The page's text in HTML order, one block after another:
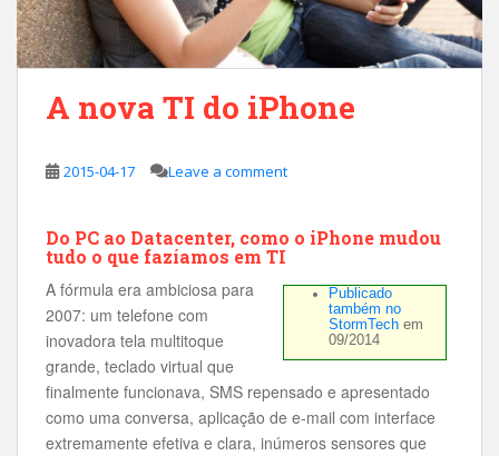
A nova TI do iPhone
2015-04-17 Leave a comment
Do PC ao Datacenter, como o iPhone mudou
tudo o que fazíamos em TI
Publicado
também no
StormTech em
09/2014
A fórmula era ambiciosa para
2007: um telefone com
inovadora tela multitoque
grande, teclado virtual que
finalmente funcionava, SMS repensado e apresentado
como uma conversa, aplicação de e-mail com interface
extremamente efetiva e clara, inúmeros sensores que